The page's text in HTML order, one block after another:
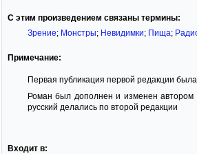
С этим произведением связаны термины:
Зрение; Монстры; Невидимки; Пища;
Примечание:
Первая публикация первой редакции была
Роман был дополнен и изменен автором
русский делались по второй редакции
Входит в: